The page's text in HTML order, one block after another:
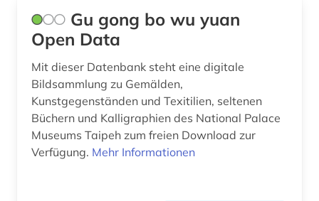
Gu gong bo wu yuan
Open Data
Mit dieser Datenbank steht eine digitale
Bildsammlung zu Gemälden,
Kunstgegenständen und Texitilien, seltenen
Büchern und Kalligraphien des National Palace
Museums Taipeh zum freien Download zur
Verfügung. Mehr Informationen